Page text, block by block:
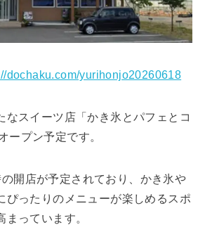
dochaku.com/yurihonjo20260618
なスイーツ店「かき氷とパフェとコ
ープン予定です。
開店が予定されており、かき氷や
ぴったりのメニューが楽しめるスポ
まっています。